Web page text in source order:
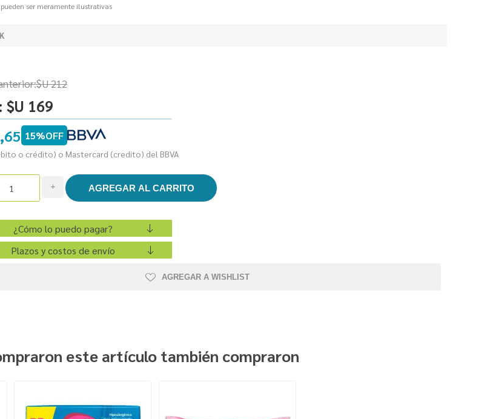
ser meramente ilustrativas
$U 212
$U 169
15%OFF
o crédito) o Mastercard (credito) del BBVA
i
¿Cómo lo puedo pagar?
Plazos y costos de envío
AGREGAR A WISHLIST
este artículo también compraron